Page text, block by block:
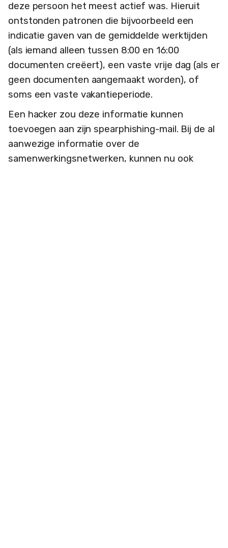
deze persoon het meest actief was. Hieruit
ontstonden patronen die bijvoorbeeld een
indicatie gaven van de gemiddelde werktijden
(als iemand alleen tussen 8:00 en 16:00
documenten creëert), een vaste vrije dag (als er
geen documenten aangemaakt worden), of
soms een vaste vakantieperiode.
Een hacker zou deze informatie kunnen
toevoegen aan zijn spearphishing-mail. Bij de al
aanwezige informatie over de
samenwerkingsnetwerken, kunnen nu ook